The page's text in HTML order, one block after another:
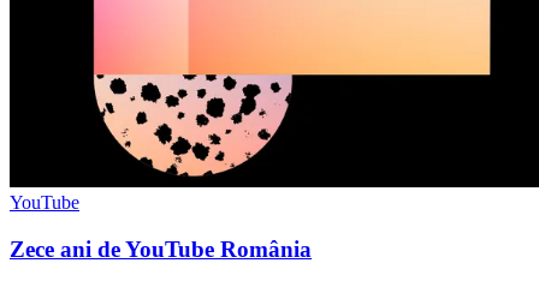
YouTube
Zece ani de YouTube România